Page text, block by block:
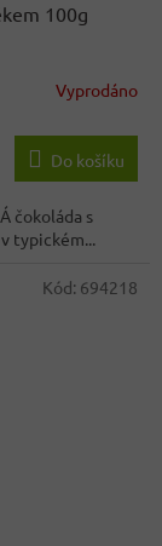
100g
Vyprodáno
Do košíku
čokoláda s
typickém...
Kód: 694218